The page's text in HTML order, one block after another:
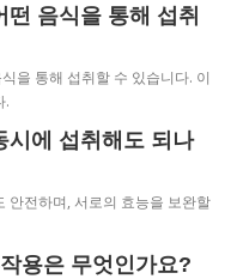
음식을 통해 섭취
을 통해 섭취할 수 있습니다. 이
.
시에 섭취해도 되나
안전하며, 서로의 효능을 보완할
용은 무엇인가요?